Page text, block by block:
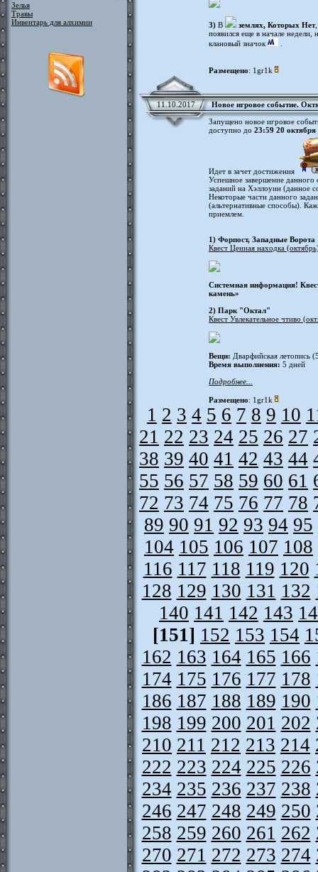
Зелья
Травы
Инвентарь для алхимии
3) В землях, Которых Нет
появился еще в начале недели,
клановый значок
Размещено: 1gr1k
11.10.2017
Новое игровое событие.
Запущено новое игровое
доступно до 23:59 20 октября
Идет в зачет достижения
Успешное завершение данного
заданий на Хэллоуин (данное
Некоторые части данного
(альтернативные способы).
приемлем.
1) Форпост, Западные Ворота
Квест Ценная находка
Системная информация!
камень»
2) Парк "Октал"
Квест Увлекательное чтиво
Вещи: Дварфийская летопись
Время выполнения: 5 дней
Подробнее...
Размещено: 1gr1k
1 2 3 4 5 6 7 8 9 10
21 22 23 24 25 26 27
38 39 40 41 42 43 44
55 56 57 58 59 60 61
72 73 74 75 76 77 78
89 90 91 92 93 94 95
104 105 106 107 108
116 117 118 119 120
128 129 130 131 132
140 141 142 143
[151] 152 153 154
162 163 164 165 166
174 175 176 177 178
186 187 188 189 190
198 199 200 201 202
210 211 212 213 214
222 223 224 225 226
234 235 236 237 238
246 247 248 249 250
258 259 260 261 262
270 271 272 273 274